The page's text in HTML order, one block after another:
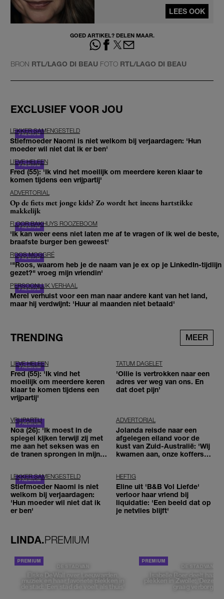
LEES OOK
GOED ARTIKEL? DELEN MAAR.
BRON RTL/LAGO DI BEAU FOTO RTL/LAGO DI BEAU
EXCLUSIEF VOOR JOU
LEKKER SAMENGESTELD
Stiefmoeder Naomi is niet welkom bij verjaardagen: 'Hun
moeder wil niet dat ik er ben'
LIEVE HELEEN
Fred (55): 'Ik vind het moeilijk om meerdere keren klaar te
komen tijdens een vrijpartij'
ADVERTORIAL
Op de fiets met jonge kids? Zo wordt het ineens hartstikke
makkelijk
FLOOR BAKHUYS ROOZEBOOM
'Ik kan weer eens niet laten me af te vragen of ik wel de beste,
braafste burger ben geweest'
ROOS MOGGRÉ
'"Roos, waarom heb je de naam van je ex op je LinkedIn-tijdlijn
gezet?" vroeg mijn vriendin'
PERSOONLIJK VERHAAL
Merel verhuist voor een man naar andere kant van het land,
maar hij verdwijnt: 'Huur al maanden niet betaald'
TRENDING MEER
LIEVE HELEEN
Fred (55): 'Ik vind het
moeilijk om meerdere keren
klaar te komen tijdens een
vrijpartij'
TATUM DAGELET
'Ollie is vertrokken naar een
adres ver weg van ons. En
dat doet pijn’
VRIJPARTIJ
Noa (26): 'Ik moest in de
spiegel kijken terwijl zij met
me aan het seksen was en
de tranen sprongen in mijn
ADVERTORIAL
Jolanda reisde naar een
afgelegen eiland voor de
kust van Zuid-Australië: 'Wij
kwamen aan, onze koffers
LEKKER SAMENGESTELD
Stiefmoeder Naomi is niet
welkom bij verjaardagen:
'Hun moeder wil niet dat ik
er ben'
HEFTIG
Eline uit 'B&B Vol Liefde'
verloor haar vriend bij
liquidatie: 'Een beeld dat op
je netvlies blijft'
LINDA.PREMIUM
DE STAD VAN
Elske DeWall over Leeuwarden,
muziek en haar favoriete plekken in
de stad: 'Een stad die voelt als thuis'
DE STAD VAN
Isabelle Boer deelt haar
plekken in Zwolle: 'Deze
graag verborgen'